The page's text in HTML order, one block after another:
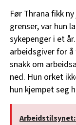
Før Thrana fikk
grenser, var hun
sykepenger i et
arbeidsgiver for
snakk om
ned. Hun orket
hun kjempet seg